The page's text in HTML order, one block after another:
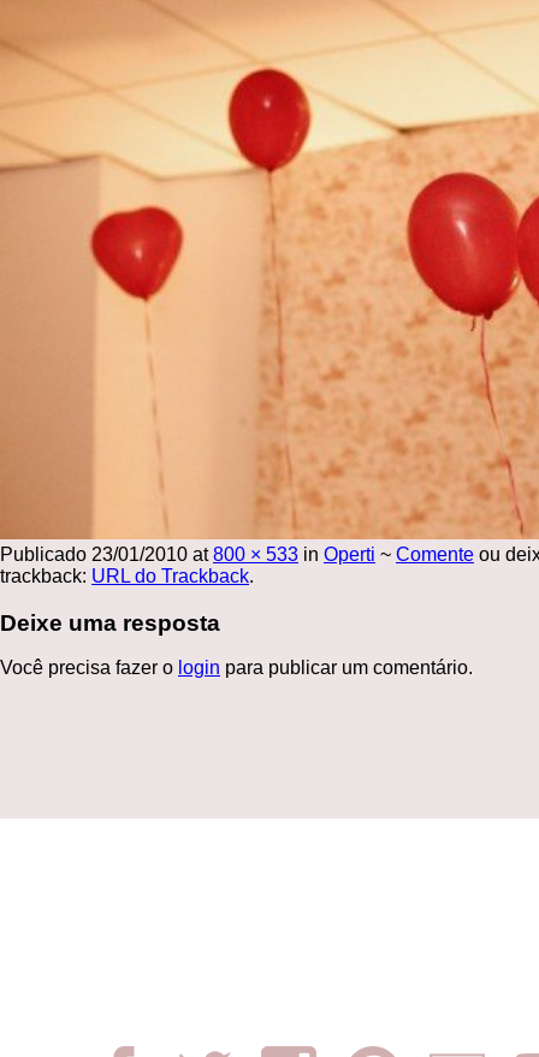
Publicado 23/01/2010 at800 × 533 in Operti ~ Comente ou
trackback: URL do Trackback.
Deixe uma resposta
Você precisa fazer o login para publicar um comentário.